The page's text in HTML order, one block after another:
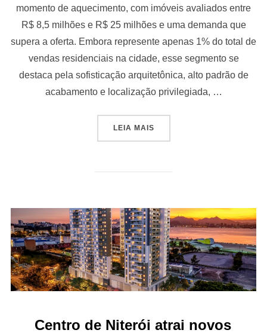
momento de aquecimento, com imóveis avaliados entre
R$ 8,5 milhões e R$ 25 milhões e uma demanda que
supera a oferta. Embora represente apenas 1% do total de
vendas residenciais na cidade, esse segmento se
destaca pela sofisticação arquitetônica, alto padrão de
acabamento e localização privilegiada, …
LEIA MAIS“IMÓVEIS EXCLUSIVOS
Centro de Niterói atrai novos